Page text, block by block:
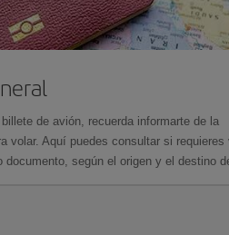
de avión, recuerda informarte de la
volar. Aquí puedes consultar si requieres
documento, según el origen y el destino